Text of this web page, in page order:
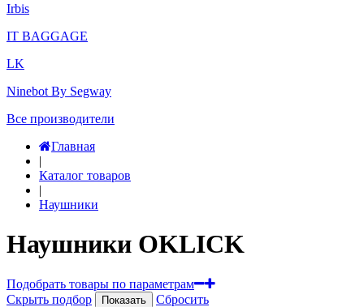
Irbis
IT BAGGAGE
LK
Ninebot By Segway
Все производители
Главная
|
Каталог товаров
|
Наушники
Наушники OKLICK
Подобрать товары по параметрам
Скрыть подбор
Показать
Сбросить